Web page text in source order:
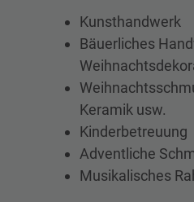
Kunsthandwerk
Bäuerliches
Keramik usw.
Kinderbetreuung
Adventliche
Musikalisches